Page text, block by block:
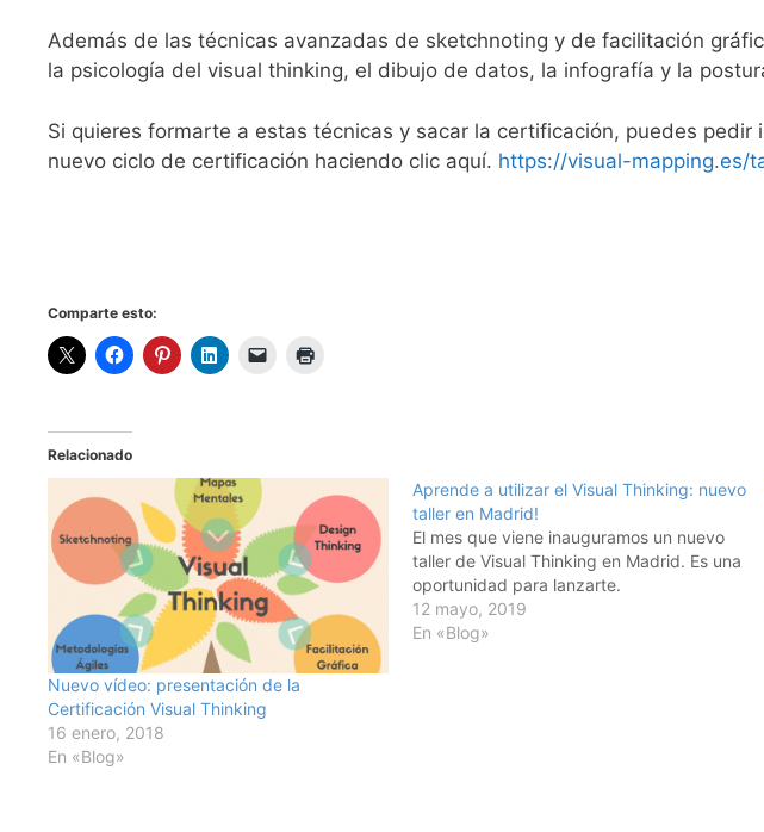
Además de las técnicas avanzadas de sketchnoting y de facilitación
la psicología del visual thinking, el dibujo de datos, la infografía y la
Si quieres formarte a estas técnicas y sacar la certificación, puedes
nuevo ciclo de certificación haciendo clic aquí. https://visual-mapping.es/
Comparte esto:
Relacionado
Nuevo vídeo: presentación de la
Certificación Visual Thinking
16 enero, 2018
En «Blog»
Aprende a utilizar el Visual Thinking: nuevo
taller en Madrid!
El mes que viene inauguramos un nuevo
taller de Visual Thinking en Madrid. Es una
oportunidad para lanzarte.
12 mayo, 2019
En «Blog»